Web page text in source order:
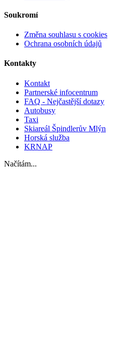
Soukromí
Změna souhlasu s cookies
Ochrana osobních údajů
Kontakty
Kontakt
Partnerské infocentrum
FAQ - Nejčastější dotazy
Autobusy
Taxi
Skiareál Špindlerův Mlýn
Horská služba
KRNAP
Načítám...